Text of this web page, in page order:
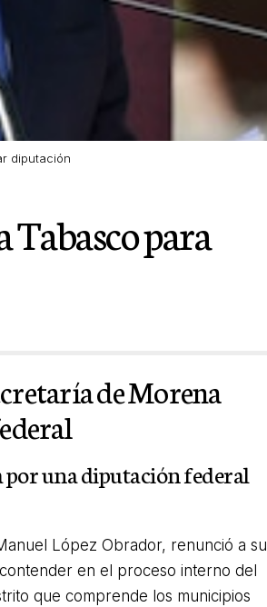
diputación
para
de Morena
por una diputación federal
López Obrador, renunció a su
en el proceso interno del
que comprende los municipios